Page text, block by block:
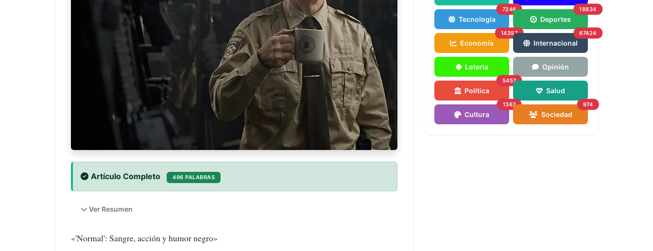
Artículo Completo 496 PALABRAS
Ver Resumen
«'Normal': Sangre, acción y humor negro»
Tecnología
7246
Deportes
18834
Economía
14357
Internacional
67424
Loteria Opinión
Política
5457
Salud
Cultura
1367
Sociedad
974